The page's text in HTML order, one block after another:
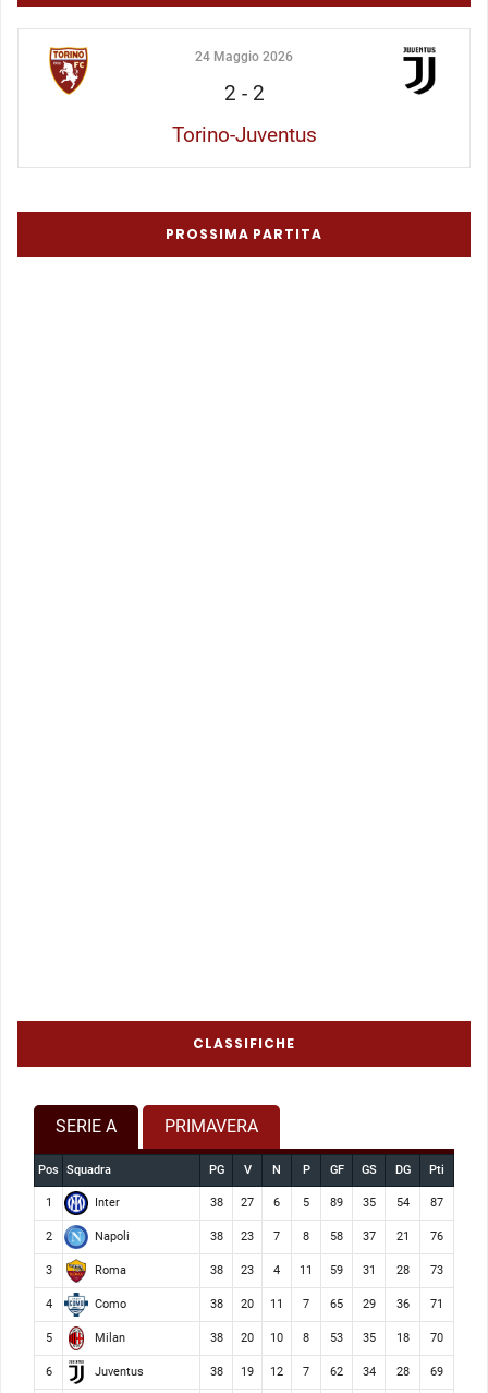
24 Maggio 2026
2 - 2
Torino-Juventus
PROSSIMA PARTITA
CLASSIFICHE
SERIE A PRIMAVERA
Pos Squadra PG V N P GF GS DG Pti
1 Inter 38 27 6 5 89 35 54 87
2 Napoli 38 23 7 8 58 37 21 76
3 Roma 38 23 4 11 59 31 28 73
4 Como 38 20 11 7 65 29 36 71
5 Milan 38 20 10 8 53 35 18 70
6 Juventus 38 19 12 7 62 34 28 69